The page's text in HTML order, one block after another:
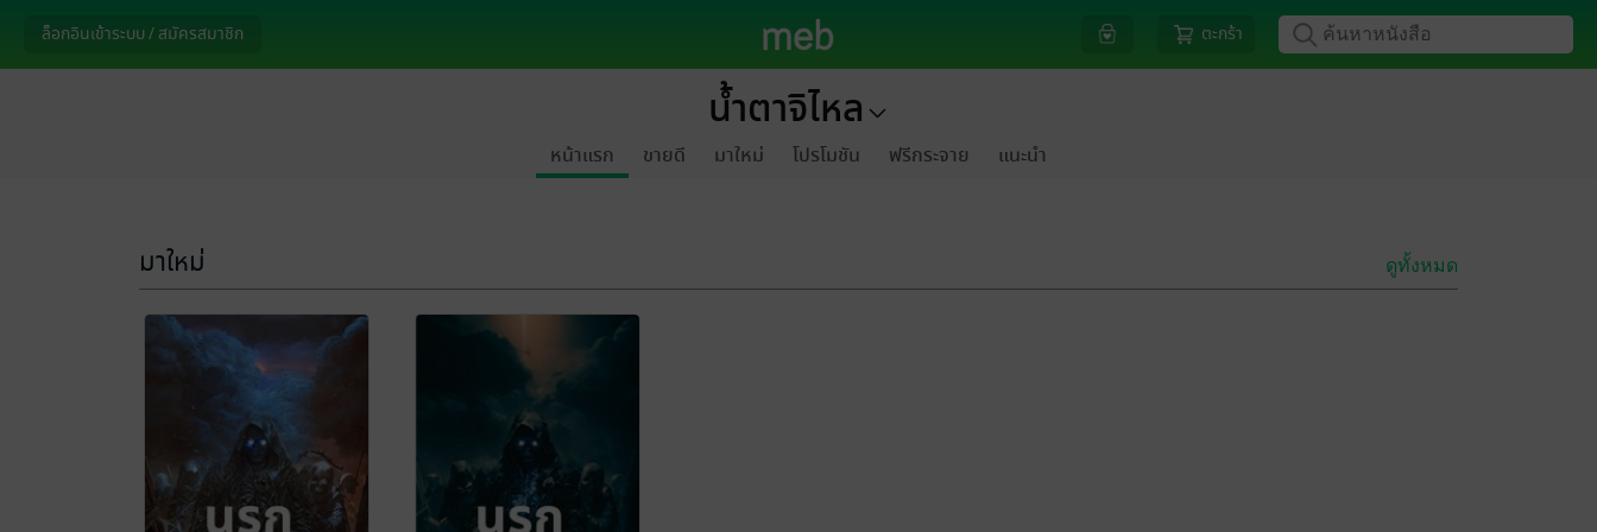
ล็อกอินเข้าระบบ / สมัครสมาชิก ตะกร้า
น้ำตาจิไหล
หน้าแรก ขายดี มาใหม่ โปรโมชัน ฟรีกระจาย แนะนำ
มาใหม่ ดูทั้งหมด